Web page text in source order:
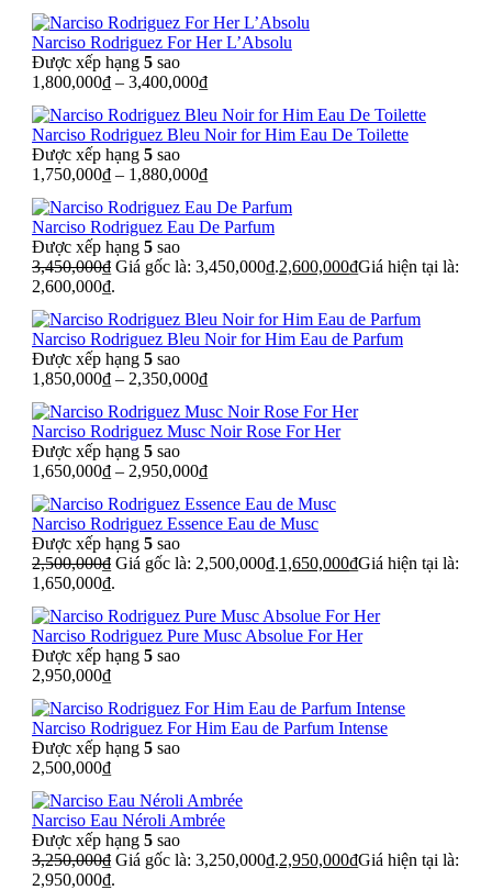
Narciso Rodriguez For Her L’Absolu
Được xếp hạng 5 sao
1,800,000₫ – 3,400,000₫
Narciso Rodriguez Bleu Noir for Him Eau De Toilette
Được xếp hạng 5 sao
1,750,000₫ – 1,880,000₫
Narciso Rodriguez Eau De Parfum
Được xếp hạng 5 sao
3,450,000₫ Giá gốc là: 3,450,000₫.2,600,000₫Giá hiện tại là:
2,600,000₫.
Narciso Rodriguez Bleu Noir for Him Eau de Parfum
Được xếp hạng 5 sao
1,850,000₫ – 2,350,000₫
Narciso Rodriguez Musc Noir Rose For Her
Được xếp hạng 5 sao
1,650,000₫ – 2,950,000₫
Narciso Rodriguez Essence Eau de Musc
Được xếp hạng 5 sao
2,500,000₫ Giá gốc là: 2,500,000₫.1,650,000₫Giá hiện tại là:
1,650,000₫.
Narciso Rodriguez Pure Musc Absolue For Her
Được xếp hạng 5 sao
2,950,000₫
Narciso Rodriguez For Him Eau de Parfum Intense
Được xếp hạng 5 sao
2,500,000₫
Narciso Eau Néroli Ambrée
Được xếp hạng 5 sao
3,250,000₫ Giá gốc là: 3,250,000₫.2,950,000₫Giá hiện tại là:
2,950,000₫.